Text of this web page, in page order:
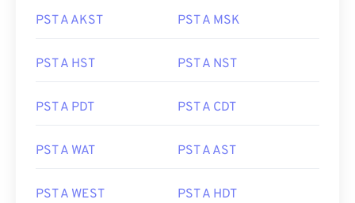
PST A AKST PST A MSK
PST A HST PST A NST
PST A PDT PST A CDT
PST A WAT PST A AST
PST A WEST PST A HDT